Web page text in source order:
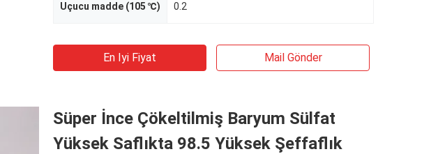
Uçucu madde (105 ℃) 0.2
En Iyi Fiyat Mail Gönder
Süper İnce Çökeltilmiş Baryum Sülfat
Yüksek Saflıkta 98.5 Yüksek Şeffaflık